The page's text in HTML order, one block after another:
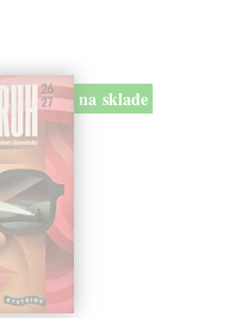
na sklade